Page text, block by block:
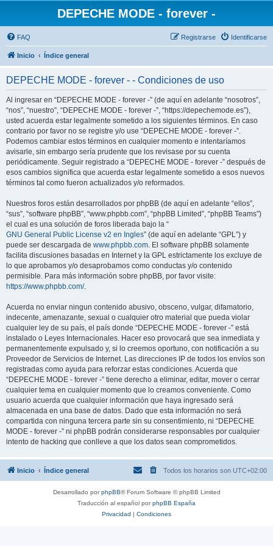
DEPECHE MODE - forever -
FAQ Identificarse
Registrarse
Inicio Índice general
DEPECHE MODE - forever - - Condiciones de uso
Al ingresar en “DEPECHE MODE - forever -” (de aquí en adelante “nosotros”,
“nos”, “nuestro”, “DEPECHE MODE - forever -”, “https://depechemode.es”),
usted acuerda estar legalmente sometido a los siguientes términos. En caso
contrario por favor no se registre y/o use “DEPECHE MODE - forever -”.
Podemos cambiar estos términos en cualquier momento e intentaríamos
avisarle, sin embargo sería prudente que los revisase por su cuenta
periódicamente. Seguir registrado a “DEPECHE MODE - forever -” después de
esos cambios significa que acuerda estar legalmente sometido a esos nuevos
términos tal como fueron actualizados y/o reformados.
Nuestros foros están desarrollados por phpBB (de aquí en adelante “ellos”,
“sus”, “software phpBB”, “www.phpbb.com”, “phpBB Limited”, “phpBB Teams”)
el cual es una solución de foros liberada bajo la “
GNU General Public License v2 en Ingles” (de aquí en adelante “GPL”) y
puede ser descargada de www.phpbb.com. El software phpBB solamente
facilita discusiones basadas en Internet y la GPL estrictamente los excluye de
lo que aprobamos y/o desaprobamos como conductas y/o contenido
permisible. Para más información sobre phpBB, por favor visite:
https://www.phpbb.com/.
Acuerda no enviar ningun contenido abusivo, obsceno, vulgar, difamatorio,
indecente, amenazante, sexual o cualquier otro material que pueda violar
cualquier ley de su país, el país donde “DEPECHE MODE - forever -” está
instalado o Leyes Internacionales. Hacer eso provocará que sea inmediata y
permanentemente expulsado y, si lo creemos oportuno, con notificación a su
Proveedor de Servicios de Internet. Las direcciones IP de todos los envíos son
registradas como ayuda para reforzar estas condiciones. Acuerda que
“DEPECHE MODE - forever -” tiene derecho a eliminar, editar, mover o cerrar
cualquier tema en cualquier momento que lo creamos conveniente. Como
usuario acuerda que cualquier información que haya ingresado será
almacenada en una base de datos. Dado que esta información no será
compartida con ninguna tercera parte sin su consentimiento, ni “DEPECHE
MODE - forever -” ni phpBB podrán considerarse responsables por cualquier
intento de hacking que conlleve a que los datos sean comprometidos.
Inicio Índice general Todos los horarios son UTC+02:00
Desarrollado porphpBB® Forum Software © phpBB Limited
Traducción al español porphpBB España
Privacidad | Condiciones